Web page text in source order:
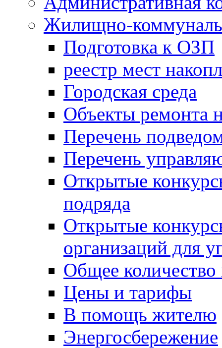
Жилищно-
Подготовка к ОЗП
реестр мест
Городская среда
Объекты ремонта
Перечень
Перечень
Открытые
подряда
Открытые
организаций для
Общее
Цены и тарифы
В помощь жителю
Энергосбережение